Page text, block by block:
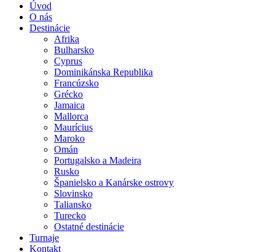
Úvod
O nás
Destinácie
Afrika
Bulharsko
Cyprus
Dominikánska Republika
Francúzsko
Grécko
Jamaica
Mallorca
Maurícius
Maroko
Omán
Portugalsko a Madeira
Rusko
Španielsko a Kanárske ostrovy
Slovinsko
Taliansko
Turecko
Ostatné destinácie
Turnaje
Kontakt